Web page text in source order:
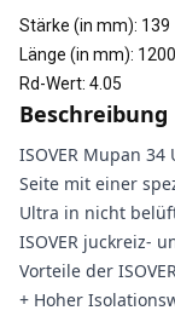
Stärke (in mm): 139
Länge (in mm): 1200
Rd-Wert: 4.05
Beschreibung
ISOVER Mupan
Seite mit einer
Ultra in nicht
ISOVER juckreiz-
Vorteile der
+ Hoher